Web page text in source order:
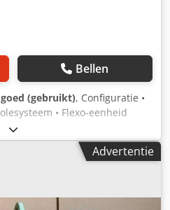
Bellen
goed (gebruikt), Configuratie •
• Flexo-eenheid
Koudfoliemodule •
Snijunit • Opwikkelaar _____
Digicon 1 is ontworpen als
om lak of steunkleuren aan te
Advertentie